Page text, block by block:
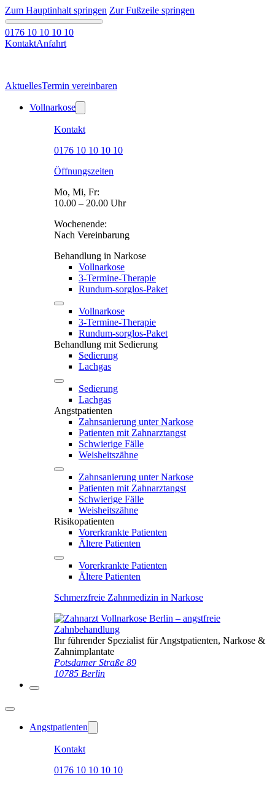
Zum Hauptinhalt springen Zur Fußzeile springen
0176 10 10 10 10
KontaktAnfahrt
AktuellesTermin vereinbaren
Vollnarkose
Kontakt
0176 10 10 10 10
Öffnungszeiten
Mo, Mi, Fr:
10.00 – 20.00 Uhr
Wochenende:
Nach Vereinbarung
Behandlung in Narkose
Vollnarkose
3-Termine-Therapie
Rundum-sorglos-Paket
Vollnarkose
3-Termine-Therapie
Rundum-sorglos-Paket
Behandlung mit Sedierung
Sedierung
Lachgas
Sedierung
Lachgas
Angstpatienten
Zahnsanierung unter Narkose
Patienten mit Zahnarztangst
Schwierige Fälle
Weisheitszähne
Zahnsanierung unter Narkose
Patienten mit Zahnarztangst
Schwierige Fälle
Weisheitszähne
Risikopatienten
Vorerkrankte Patienten
Ältere Patienten
Vorerkrankte Patienten
Ältere Patienten
Schmerzfreie Zahnmedizin in Narkose
Ihr führender Spezialist für Angstpatienten, Narkose &
Zahnimplantate
Potsdamer Straße 89
10785 Berlin
Angstpatienten
Kontakt
0176 10 10 10 10